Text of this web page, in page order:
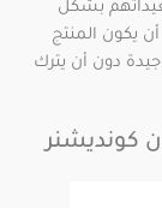
بشكل
يكون المنتج
دون أن يترك
كونديشنر